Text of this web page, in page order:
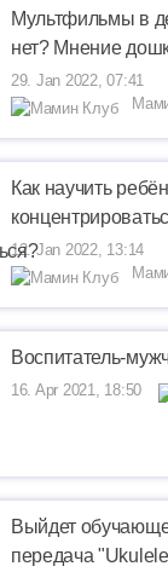
Мультфильмы в
нет? Мнение
29. Jan 2022, 07:41
Как научить
12. Jan 2022, 13:14
Воспитатель-
16. Apr 2021, 18:50
Выйдет
передача